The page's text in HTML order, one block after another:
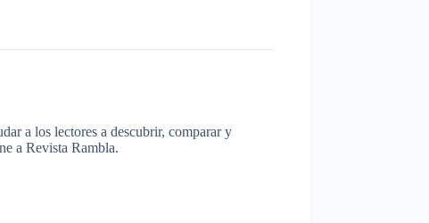
a los lectores a descubrir, comparar y
a Revista Rambla.